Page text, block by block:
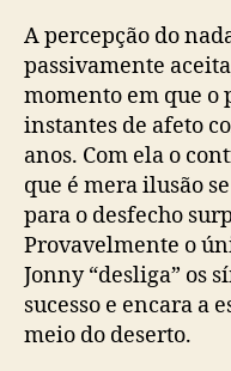
A percepção do
passivamente
momento em que o
instantes de afeto
anos. Com ela o
que é mera ilusão
para o desfecho
Provavelmente o
Jonny “desliga” os
sucesso e encara a
meio do deserto.